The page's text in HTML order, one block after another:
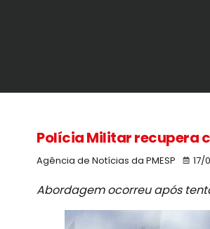
Polícia Militar recupera
Agência de Notícias da PMESP 17/
Abordagem ocorreu após